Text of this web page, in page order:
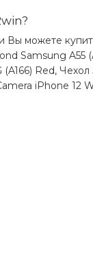
можете
Samsung
Red,
iPhone 12